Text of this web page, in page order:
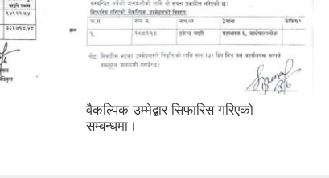
वैकल्पिक उम्मेद्बार सिफारिस गरिएको
सम्बन्धमा।